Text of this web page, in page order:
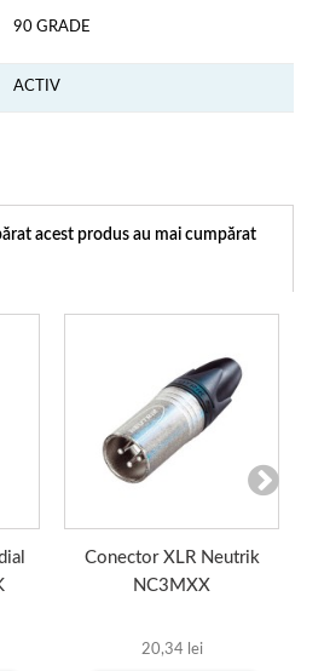
90 GRADE
ACTIV
acest produs au mai cumpărat
Conector XLR Neutrik
NC3MXX
20,34 lei